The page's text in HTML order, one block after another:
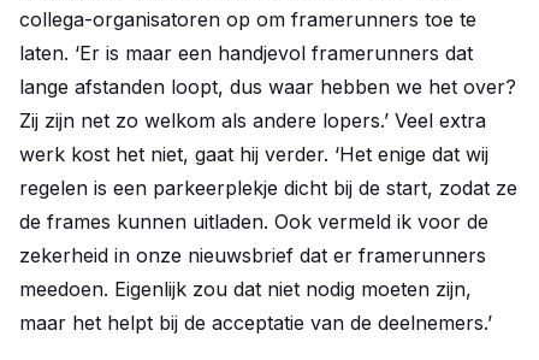
collega-organisatoren op om framerunners toe te
laten. ‘Er is maar een handjevol framerunners dat
lange afstanden loopt, dus waar hebben we het over?
Zij zijn net zo welkom als andere lopers.’ Veel extra
werk kost het niet, gaat hij verder. ‘Het enige dat wij
regelen is een parkeerplekje dicht bij de start, zodat ze
de frames kunnen uitladen. Ook vermeld ik voor de
zekerheid in onze nieuwsbrief dat er framerunners
meedoen. Eigenlijk zou dat niet nodig moeten zijn,
maar het helpt bij de acceptatie van de deelnemers.’